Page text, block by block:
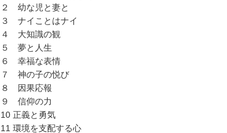
２ 幼な児と妻と
３ ナイことはナイ
４ 大知識の観
５ 夢と人生
６ 幸福な表情
７ 神の子の悦び
８ 因果応報
９ 信仰の力
10 正義と勇気
11 環境を支配する心